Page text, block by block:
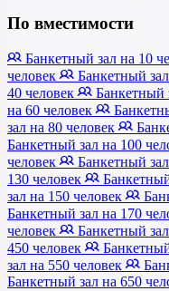
По вместимости
Банкетный зал на 10
человек
Банкетный
40 человек
Банкетный
на 60 человек
зал на 80 человек
Банкетный зал на 100
человек
Банкетный
130 человек
зал на 150 человек
Банкетный зал на 170
человек
Банкетный
450 человек
зал на 550 человек
Банкетный зал на 650